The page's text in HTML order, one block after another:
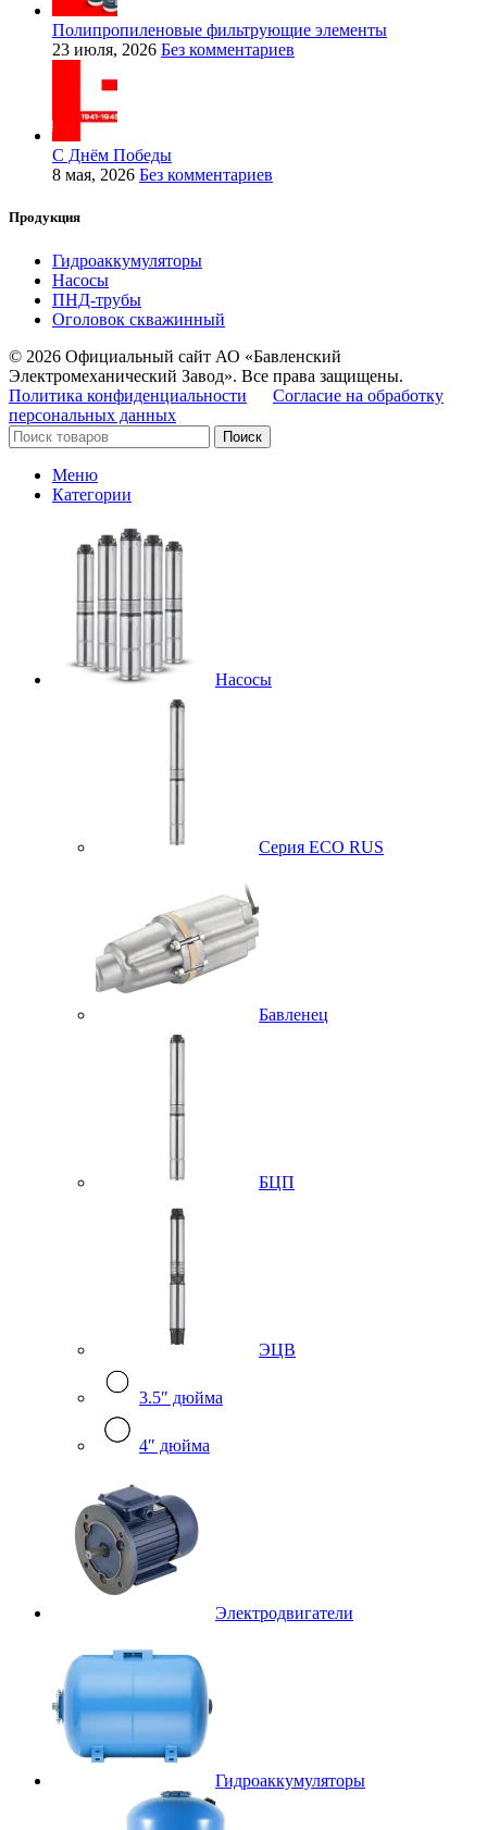
Полипропиленовые фильтрующие элементы
23 июля, 2026 Без комментариев
С Днём Победы
8 мая, 2026 Без комментариев
Продукция
Гидроаккумуляторы
Насосы
ПНД-трубы
Оголовок скважинный
© 2026 Официальный сайт АО «Бавленский
Электромеханический Завод». Все права защищены.
Политика конфиденциальности
Согласие на обработку
персональных данных
Поиск
Меню
Категории
Насосы
Серия ECO RUS
Бавленец
БЦП
ЭЦВ
3.5″ дюйма
4″ дюйма
Электродвигатели
Гидроаккумуляторы